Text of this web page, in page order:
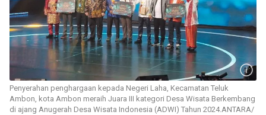
Penyerahan penghargaan kepada Negeri Laha, Kecamatan Teluk
Ambon, kota Ambon meraih Juara III kategori Desa Wisata Berkembang
di ajang Anugerah Desa Wisata Indonesia (ADWI) Tahun 2024.ANTARA/